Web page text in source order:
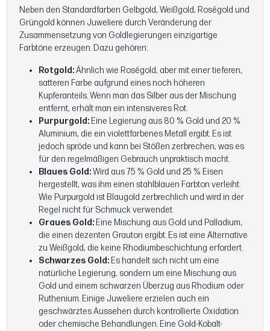
Neben den Standardfarben Gelbgold, Weißgold, Roségold und
Grüngold können Juweliere durch Veränderung der
Zusammensetzung von Goldlegierungen einzigartige
Farbtöne erzeugen. Dazu gehören:
Rotgold:Ähnlich wie Roségold, aber mit einer tieferen,
satteren Farbe aufgrund eines noch höheren
Kupferanteils. Wenn man das Silber aus der Mischung
entfernt, erhält man ein intensiveres Rot.
Purpurgold: Eine Legierung aus 80 % Gold und 20 %
Aluminium, die ein violettfarbenes Metall ergibt. Es ist
jedoch spröde und kann bei Stößen zerbrechen, was es
für den regelmäßigen Gebrauch unpraktisch macht.
Blaues Gold:Wird aus 75 % Gold und 25 % Eisen
hergestellt, was ihm einen stahlblauen Farbton verleiht.
Wie Purpurgold ist Blaugold zerbrechlich und wird in der
Regel nicht für Schmuck verwendet.
Graues Gold: Eine Mischung aus Gold und Palladium,
die einen dezenten Grauton ergibt. Es ist eine Alternative
zu Weißgold, die keine Rhodiumbeschichtung erfordert.
Schwarzes Gold: Es handelt sich nicht um eine
natürliche Legierung, sondern um eine Mischung aus
Gold und einem schwarzen Überzug aus Rhodium oder
Ruthenium. Einige Juweliere erzielen auch ein
geschwärztes Aussehen durch kontrollierte Oxidation
oder chemische Behandlungen. Eine Gold-Kobalt-